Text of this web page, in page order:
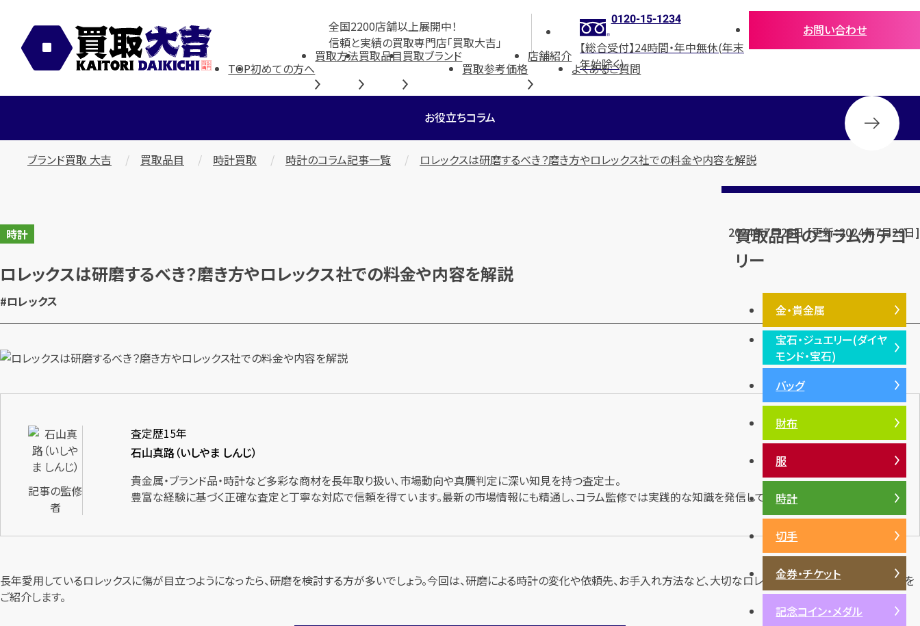
全国2200店舗以上展開中！
信頼と実績の買取専門店「買取大吉」
0120-15-1234
【総合受付】24時間・年中無休(年末
年始除く)
お問い合わせ
TOP初めての方へ
買取方法買取品目買取ブランド
買取参考価格
店舗紹介
よくあるご質問
お役立ちコラム
ブランド買取 大吉 買取品目 時計買取 時計のコラム記事一覧 ロレックスは研磨するべき？磨き方やロレックス社での料金や内容を解説
時計 2024年7月25日 [更新：2024年7月29日]
ロレックスは研磨するべき？磨き方やロレックス社での料金や内容を解説
#ロレックス
記事の監修
者
査定歴15年
石山真路（いしやま しんじ）
貴金属・ブランド品・時計など多彩な商材を長年取り扱い、市場動向や真贋判定に深い知見を持つ査定士。
豊富な経験に基づく正確な査定と丁寧な対応で信頼を得ています。最新の市場情報にも精通し、コラム監修では実践的な知識を発信しています。
長年愛用しているロレックスに傷が目立つようになったら、研磨を検討する方が多いでしょう。今回は、研磨による時計の変化や依頼先、お手入れ方法など、大切なロレックスを美しく保つための情報を
ご紹介します。
買取品目のコラムカテゴ
リー
金・貴金属
金・貴金属TOP
プラチナ
銀・シルバー
宝石・ジュエリー(ダイヤ
モンド・宝石)
宝石・ジュエリー(ダイヤモン
ド・宝石)TOP
ダイヤモンド
サファイア
パール
サンゴ
ヒスイ
バッグ
財布
服
時計
切手
金券・チケット
記念コイン・メダル